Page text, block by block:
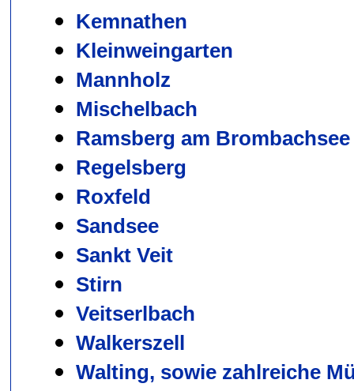
Kemnathen
Kleinweingarten
Mannholz
Mischelbach
Ramsberg am Brombachsee
Regelsberg
Roxfeld
Sandsee
Sankt Veit
Stirn
Veitserlbach
Walkerszell
Walting, sowie zahlreiche